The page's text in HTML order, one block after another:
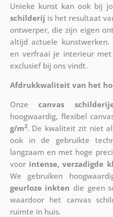
Unieke kunst kan ook bij
schilderij is het resultaat
ontwerper, die zijn eigen
altijd actuele
en verfraai je interieur met
exclusief bij ons vindt.
Afdrukkwaliteit van het
Onzecanvas
hoogwaardig, flexibel
g/m2. De kwaliteit zit niet
ook in de gebruikte
langzaam en met hoge
voor intense, verzadigde
We gebruiken
geurloze inkten die geen
waardoor het canvas
ruimte in huis.